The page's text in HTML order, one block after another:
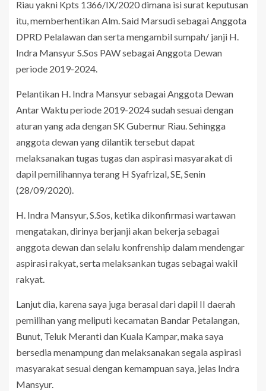
Riau yakni Kpts 1366/IX/2020 dimana isi surat keputusan
itu, memberhentikan Alm. Said Marsudi sebagai Anggota
DPRD Pelalawan dan serta mengambil sumpah/ janji H.
Indra Mansyur S.Sos PAW sebagai Anggota Dewan
periode 2019-2024.
Pelantikan H. Indra Mansyur sebagai Anggota Dewan
Antar Waktu periode 2019-2024 sudah sesuai dengan
aturan yang ada dengan SK Gubernur Riau. Sehingga
anggota dewan yang dilantik tersebut dapat
melaksanakan tugas tugas dan aspirasi masyarakat di
dapil pemilihannya terang H Syafrizal, SE, Senin
(28/09/2020).
H. Indra Mansyur, S.Sos, ketika dikonfirmasi wartawan
mengatakan, dirinya berjanji akan bekerja sebagai
anggota dewan dan selalu konfrenship dalam mendengar
aspirasi rakyat, serta melaksankan tugas sebagai wakil
rakyat.
Lanjut dia, karena saya juga berasal dari dapil II daerah
pemilihan yang meliputi kecamatan Bandar Petalangan,
Bunut, Teluk Meranti dan Kuala Kampar, maka saya
bersedia menampung dan melaksanakan segala aspirasi
masyarakat sesuai dengan kemampuan saya, jelas Indra
Mansyur.